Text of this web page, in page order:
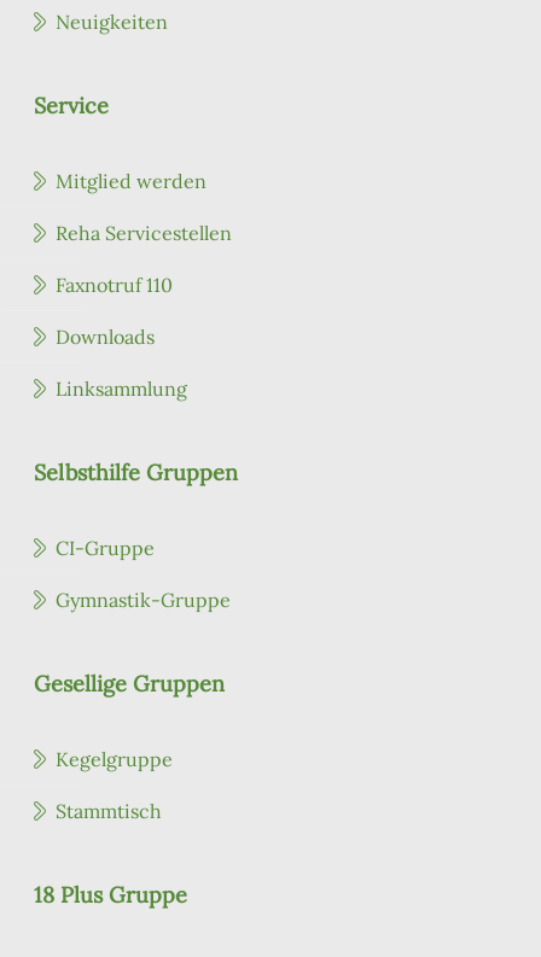
Neuigkeiten
Service
Mitglied werden
Reha Servicestellen
Faxnotruf 110
Downloads
Linksammlung
Selbsthilfe Gruppen
CI-Gruppe
Gymnastik-Gruppe
Gesellige Gruppen
Kegelgruppe
Stammtisch
18 Plus Gruppe